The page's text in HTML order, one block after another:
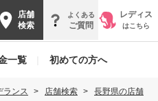
店舗
検索
よくある
ご質問
レディス
はこちら
一覧 初めての方へ
ランス 店舗検索
長野県の店舗